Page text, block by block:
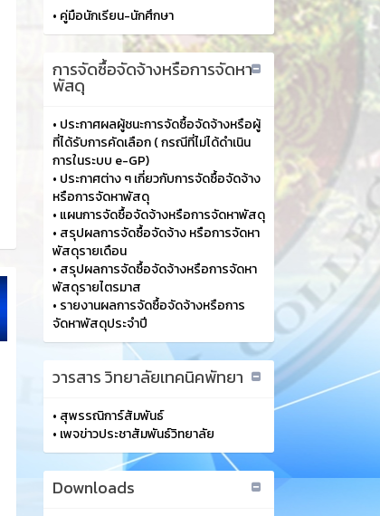
• คู่มือนักเรียน-นักศึกษา
การจัดซื้อจัดจ้างหรือการจัดหา
พัสดุ
• ประกาศผลผู้ชนะการจัดซื้อจัดจ้างหรือผู้
ที่ได้รับการคัดเลือก ( กรณีที่ไม่ได้ดำเนิน
การในระบบ e-GP)
• ประกาศต่าง ๆ เกี่ยวกับการจัดซื้อจัดจ้าง
หรือการจัดหาพัสดุ
• แผนการจัดซื้อจัดจ้างหรือการจัดหาพัสดุ
• สรุปผลการจัดซื้อจัดจ้าง หรือการจัดหา
พัสดุรายเดือน
• สรุปผลการจัดซื้อจัดจ้างหรือการจัดหา
พัสดุรายไตรมาส
• รายงานผลการจัดซื้อจัดจ้างหรือการ
จัดหาพัสดุประจำปี
วารสาร วิทยาลัยเทคนิคพัทยา
• สุพรรณิการ์สัมพันธ์
• เพจข่าวประชาสัมพันธ์วิทยาลัย
Downloads